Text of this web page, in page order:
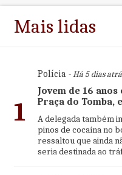
Mais lidas
1
Polícia- Há 5 dias
Jovem de 16
Praça do Tomba,
A delegada também
pinos de cocaína no
ressaltou que ainda
seria destinada ao